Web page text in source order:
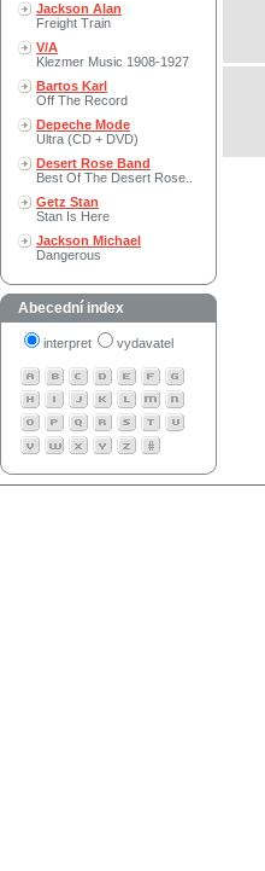
Jackson Alan
Freight Train
V/A
Klezmer Music 1908-1927
Bartos Karl
Off The Record
Depeche Mode
Ultra (CD + DVD)
Desert Rose Band
Best Of The Desert Rose..
Getz Stan
Stan Is Here
Jackson Michael
Dangerous
Abecední index
interpret vydavatel